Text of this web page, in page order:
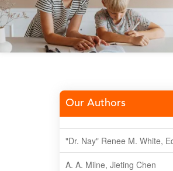
Our Authors
"Dr. Nay" Renee M. White,
A. A. Milne, Jieting Chen